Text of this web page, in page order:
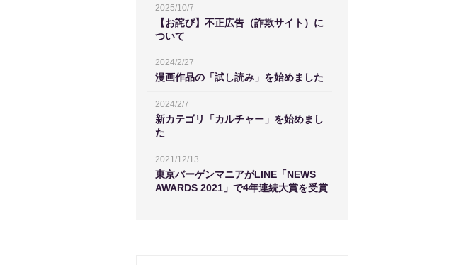
2025/10/7
【お詫び】不正広告（詐欺サイト）に
ついて
2024/2/27
漫画作品の「試し読み」を始めました
2024/2/7
新カテゴリ「カルチャー」を始めまし
た
2021/12/13
東京バーゲンマニアがLINE「NEWS
AWARDS 2021」で4年連続大賞を受賞